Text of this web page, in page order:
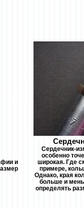
и
Сердечник-
особенно
широкая. Где
примере,
Однако, края
больше и
определять